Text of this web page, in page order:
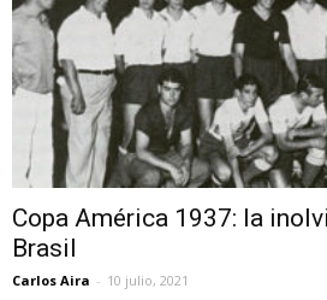
Copa América 1937: la
Brasil
Carlos Aira - 10 julio, 2021